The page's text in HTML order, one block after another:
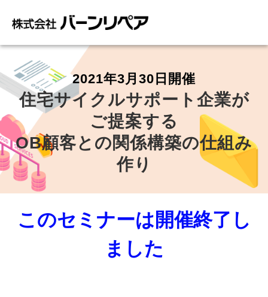
2021年3月30日開催
住宅サイクルサポート企業が
ご提案する
OB顧客との関係構築の仕組み
作り
このセミナーは開催終了し
ました